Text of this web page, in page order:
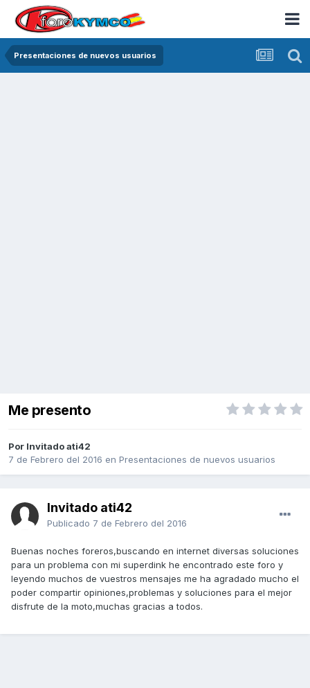
Presentaciones de nuevos usuarios
Me presento
Por Invitado ati42
7 de Febrero del 2016 en Presentaciones de nuevos usuarios
Invitado ati42
Publicado 7 de Febrero del 2016
Buenas noches foreros,buscando en internet diversas soluciones
para un problema con mi superdink he encontrado este foro y
leyendo muchos de vuestros mensajes me ha agradado mucho el
poder compartir opiniones,problemas y soluciones para el mejor
disfrute de la moto,muchas gracias a todos.